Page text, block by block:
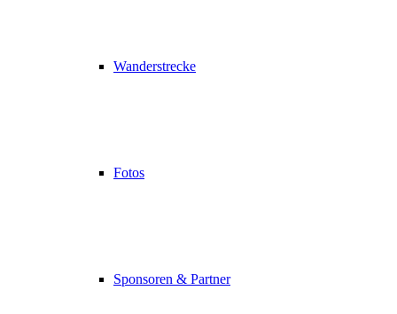
Wanderstrecke
Fotos
Sponsoren & Partner